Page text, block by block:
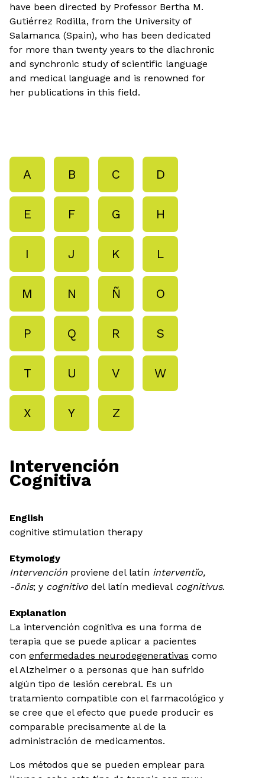
have been directed by Professor Bertha M.
Gutiérrez Rodilla, from the University of
Salamanca (Spain), who has been dedicated
for more than twenty years to the diachronic
and synchronic study of scientific language
and medical language and is renowned for
her publications in this field.
A B C D
E F G H
I J K L
M N Ñ O
P Q R S
T U V W
X Y Z
Intervención
Cognitiva
English
cognitive stimulation therapy
Etymology
Intervención proviene del latín interventĭo,
-ōnis; y cognitivo del latín medieval cognitivus.
Explanation
La intervención cognitiva es una forma de
terapia que se puede aplicar a pacientes
con enfermedades neurodegenerativas como
el Alzheimer o a personas que han sufrido
algún tipo de lesión cerebral. Es un
tratamiento compatible con el farmacológico y
se cree que el efecto que puede producir es
comparable precisamente al de la
administración de medicamentos.
Los métodos que se pueden emplear para